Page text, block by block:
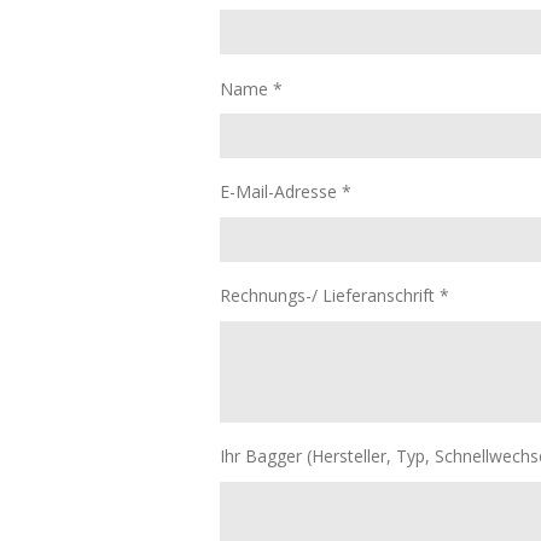
Name *
E-Mail-Adresse *
Rechnungs-/ Lieferanschrift *
Ihr Bagger (Hersteller, Typ,